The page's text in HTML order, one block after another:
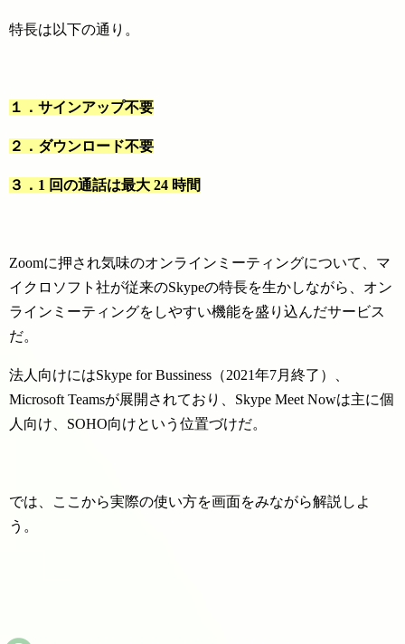
特長は以下の通り。
１．サインアップ不要
２．ダウンロード不要
３．1 回の通話は最大 24 時間
Zoomに押され気味のオンラインミーティングについて、マ
イクロソフト社が従来のSkypeの特長を生かしながら、オン
ラインミーティングをしやすい機能を盛り込んだサービス
だ。
法人向けにはSkype for Bussiness（2021年7月終了）、
Microsoft Teamsが展開されており、Skype Meet Nowは主に個
人向け、SOHO向けという位置づけだ。
では、ここから実際の使い方を画面をみながら解説しよ
う。